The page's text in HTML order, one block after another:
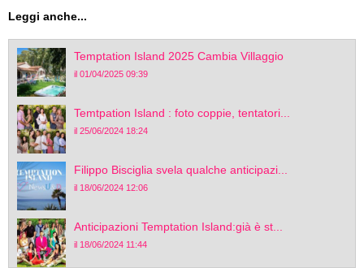
Leggi anche...
Temptation Island 2025 Cambia Villaggio
il 01/04/2025 09:39
Temtpation Island : foto coppie, tentatori...
il 25/06/2024 18:24
Filippo Bisciglia svela qualche anticipazi...
il 18/06/2024 12:06
Anticipazioni Temptation Island:già è st...
il 18/06/2024 11:44